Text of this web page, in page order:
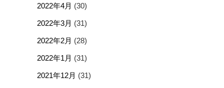
2022年4月 (30)
2022年3月 (31)
2022年2月 (28)
2022年1月 (31)
2021年12月 (31)